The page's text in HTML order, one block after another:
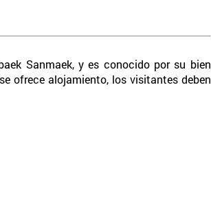
Sanmaek, y es conocido por su bien
ofrece alojamiento, los visitantes deben